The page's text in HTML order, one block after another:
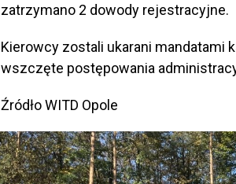
zatrzymano 2 dowody rejestracyjne.
Kierowcy zostali ukarani mandatami
wszczęte postępowania
Źródło WITD Opole